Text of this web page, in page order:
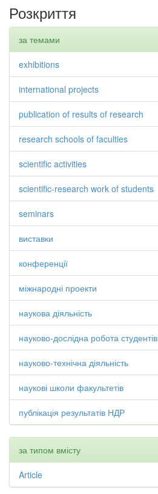
Розкриття
за темами
exhibitions
international projects
publication of results of research
research schools of faculties
scientific activities
scientific-research work of students
seminars
виставки
конференції
міжнародні проекти
наукова діяльність
науково-дослідна робота студентів
науково-технічна діяльність
наукові школи факультетів
публікація результатів НДР
за типом вмісту
Article